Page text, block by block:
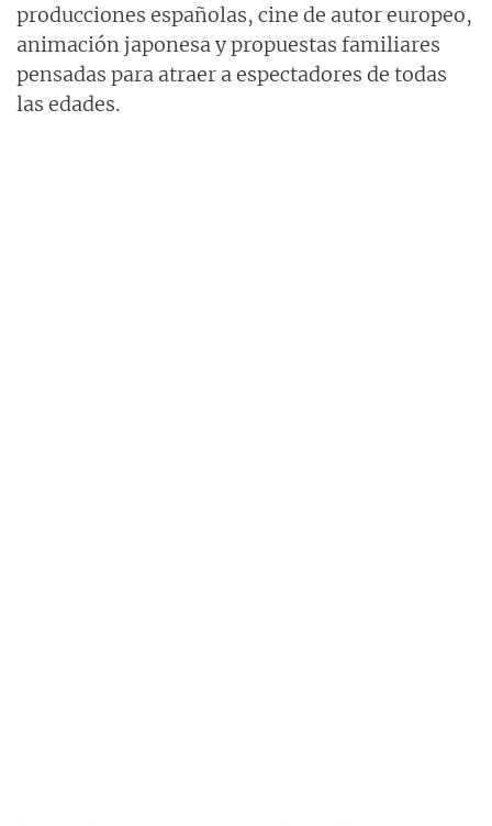
producciones españolas, cine de autor europeo,
animación japonesa y propuestas familiares
pensadas para atraer a espectadores de todas
las edades.